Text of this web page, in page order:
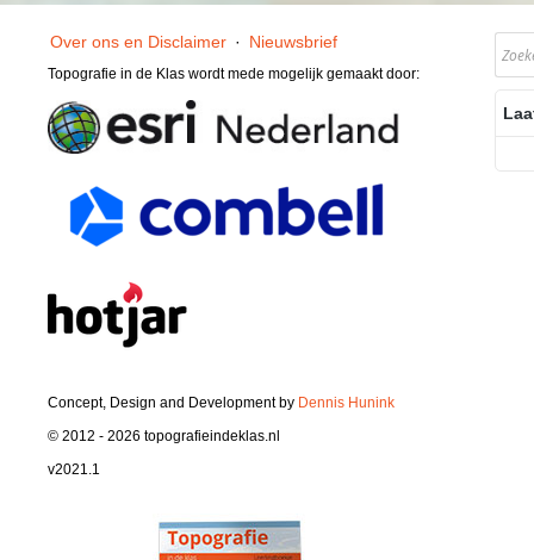
Over ons en Disclaimer · Nieuwsbrief
Topografie in de Klas wordt mede mogelijk gemaakt door:
Concept, Design and Development by Dennis Hunink
© 2012 - 2026 topografieindeklas.nl
v2021.1